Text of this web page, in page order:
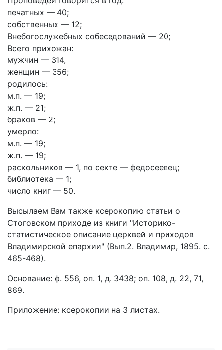
печатных — 40;
собственных — 12;
Внебогослужебных собеседований — 20;
Всего прихожан:
мужчин — 314,
женщин — 356;
родилось:
м.п. — 19;
ж.п. — 21;
браков — 2;
умерло:
м.п. — 19;
ж.п. — 19;
раскольников — 1, по секте — федосеевец;
библиотека — 1;
число книг — 50.
Высылаем Вам также ксерокопию статьи о
Стоговском приходе из книги "Историко-
статистическое описание церквей и приходов
Владимирской епархии" (Вып.2. Владимир, 1895. с.
465-468).
Основание: ф. 556, оп. 1, д. 3438; оп. 108, д. 22, 71,
869.
Приложение: ксерокопии на 3 листах.